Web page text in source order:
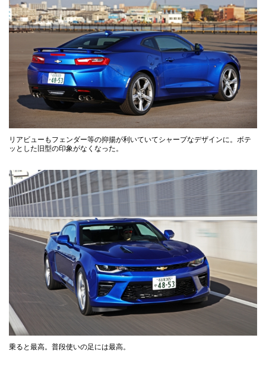
リアビューもフェンダー等の抑揚が利いていてシャープなデザインに。ボテ
ッとした旧型の印象がなくなった。
乗ると最高。普段使いの足には最高。